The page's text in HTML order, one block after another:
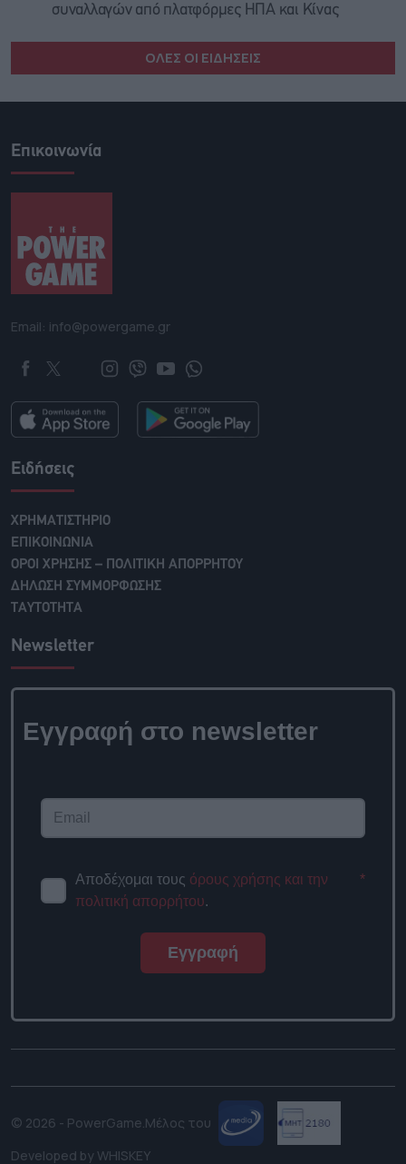
συναλλαγών από πλατφόρμες ΗΠΑ και Κίνας
ΟΛΕΣ ΟΙ ΕΙΔΗΣΕΙΣ
Επικοινωνία
Email: info@powergame.gr
Ειδήσεις
ΧΡΗΜΑΤΙΣΤΗΡΙΟ
ΕΠΙΚΟΙΝΩΝΙΑ
ΟΡΟΙ ΧΡΗΣΗΣ – ΠΟΛΙΤΙΚΗ ΑΠΟΡΡΗΤΟΥ
ΔΗΛΩΣΗ ΣΥΜΜΟΡΦΩΣΗΣ
ΤΑΥΤΟΤΗΤΑ
Newsletter
Εγγραφή στο newsletter
Αποδέχομαι τους όρους χρήσης και την
πολιτική απορρήτου.
*
Εγγραφή
© 2026 - PowerGame.Μέλος του
Developed by WHISKEY